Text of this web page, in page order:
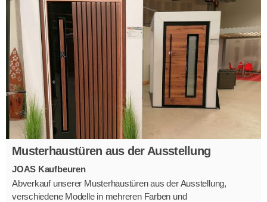
Musterhaustüren aus der Ausstellung
JOAS Kaufbeuren
Abverkauf unserer Musterhaustüren aus der Ausstellung,
verschiedene Modelle in mehreren Farben und